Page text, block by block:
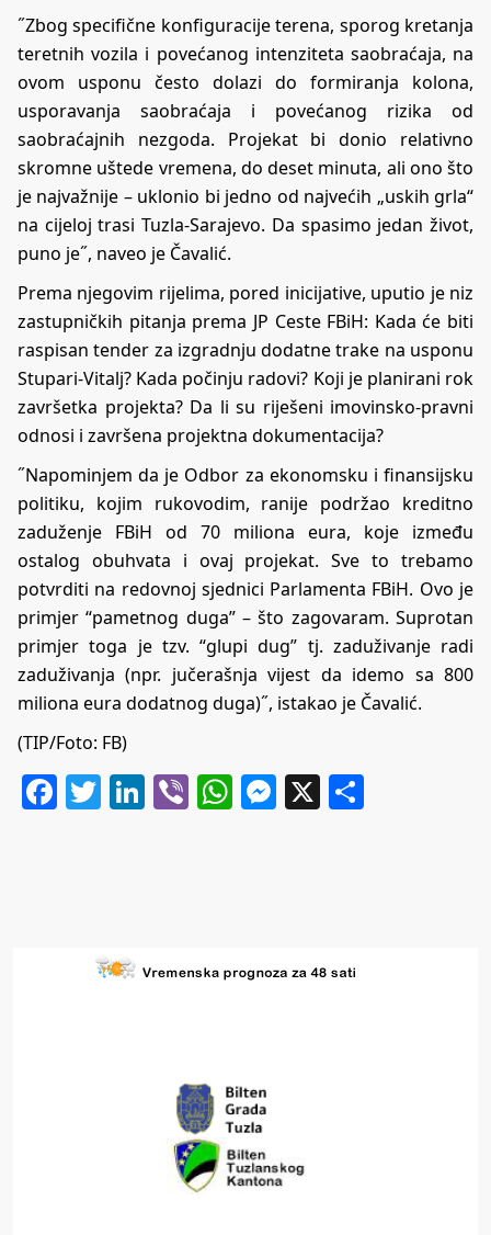
˝Zbog specifične konfiguracije terena, sporog kretanja
teretnih vozila i povećanog intenziteta saobraćaja, na
ovom usponu često dolazi do formiranja kolona,
usporavanja saobraćaja i povećanog rizika od
saobraćajnih nezgoda. Projekat bi donio relativno
skromne uštede vremena, do deset minuta, ali ono što
je najvažnije – uklonio bi jedno od najvećih „uskih grla“
na cijeloj trasi Tuzla-Sarajevo. Da spasimo jedan život,
puno je˝, naveo je Čavalić.
Prema njegovim rijelima, pored inicijative, uputio je niz
zastupničkih pitanja prema JP Ceste FBiH: Kada će biti
raspisan tender za izgradnju dodatne trake na usponu
Stupari-Vitalj? Kada počinju radovi? Koji je planirani rok
završetka projekta? Da li su riješeni imovinsko-pravni
odnosi i završena projektna dokumentacija?
˝Napominjem da je Odbor za ekonomsku i finansijsku
politiku, kojim rukovodim, ranije podržao kreditno
zaduženje FBiH od 70 miliona eura, koje između
ostalog obuhvata i ovaj projekat. Sve to trebamo
potvrditi na redovnoj sjednici Parlamenta FBiH. Ovo je
primjer “pametnog duga” – što zagovaram. Suprotan
primjer toga je tzv. “glupi dug” tj. zaduživanje radi
zaduživanja (npr. jučerašnja vijest da idemo sa 800
miliona eura dodatnog duga)˝, istakao je Čavalić.
(TIP/Foto: FB)
Facebook
Twitter
LinkedIn
ViberWhatsApp
Messenger
X